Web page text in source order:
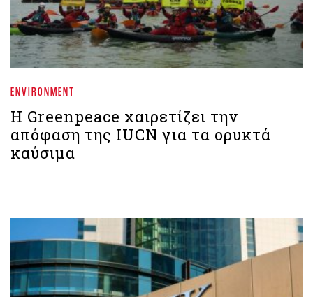
ENVIRONMENT
Η Greenpeace χαιρετίζει την
απόφαση της IUCN για τα ορυκτά
καύσιμα